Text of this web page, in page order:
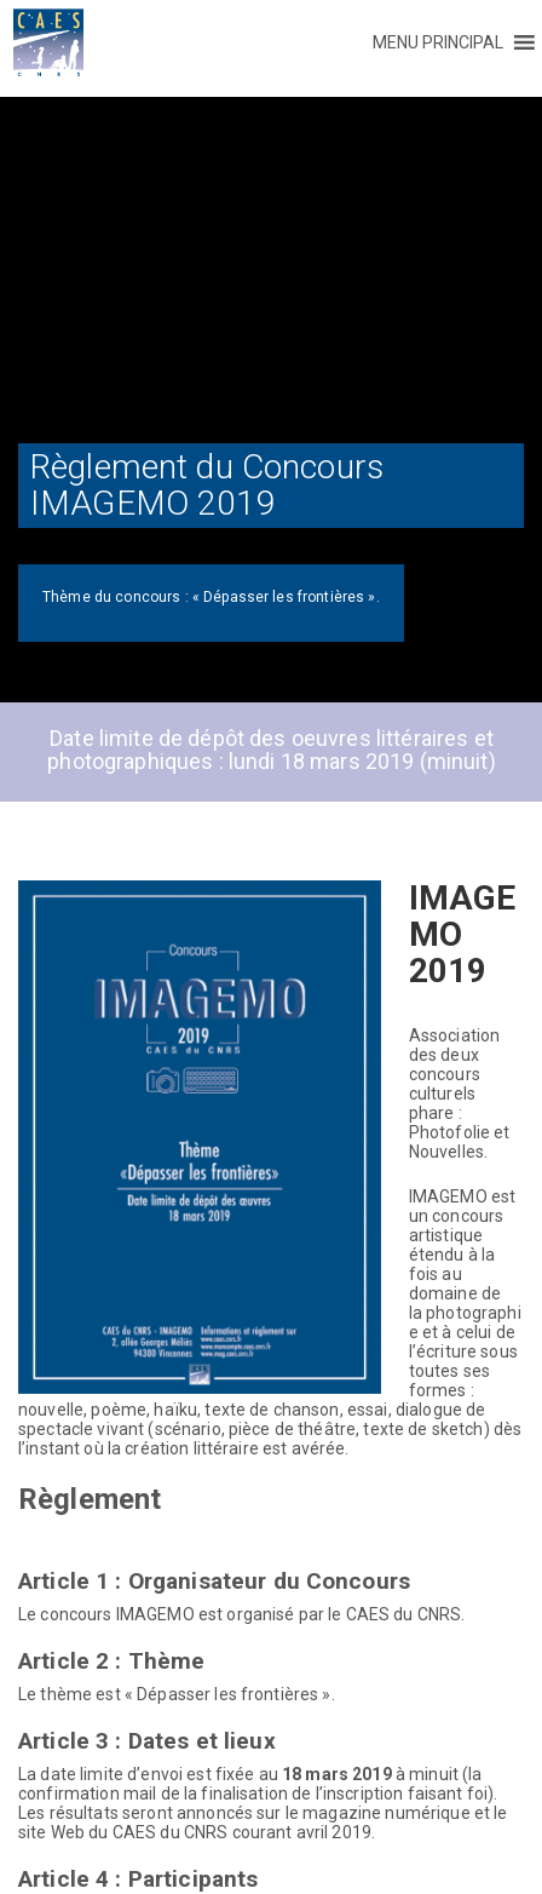
MENU PRINCIPAL
Règlement du Concours
IMAGEMO 2019
Thème du concours : « Dépasser les frontières ».
Date limite de dépôt des oeuvres littéraires et
photographiques : lundi 18 mars 2019 (minuit)
IMAGE
MO
2019
Association
des deux
concours
culturels
phare :
Photofolie et
Nouvelles.
IMAGEMO est
un concours
artistique
étendu à la
fois au
domaine de
la photographi
e et à celui de
l’écriture sous
toutes ses
formes :
nouvelle, poème, haïku, texte de chanson, essai, dialogue de
spectacle vivant (scénario, pièce de théâtre, texte de sketch) dès
l’instant où la création littéraire est avérée.
Règlement
Article 1 : Organisateur du Concours
Le concours IMAGEMO est organisé par le CAES du CNRS.
Article 2 : Thème
Le thème est « Dépasser les frontières ».
Article 3 : Dates et lieux
La date limite d’envoi est fixée au 18 mars 2019à minuit (la
confirmation mail de la finalisation de l’inscription faisant foi).
Les résultats seront annoncés sur le magazine numérique et le
site Web du CAES du CNRS courant avril 2019.
Article 4 : Participants